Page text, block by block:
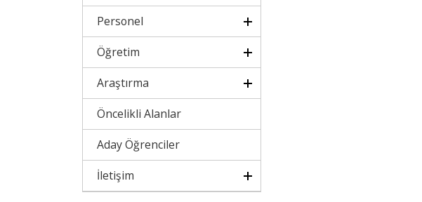
Personel
Öğretim
Araştırma
Öncelikli Alanlar
Aday Öğrenciler
İletişim